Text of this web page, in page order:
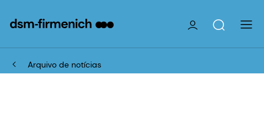
Arquivo de notícias